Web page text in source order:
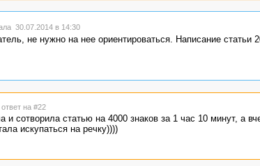
30.07.2014 в 14:30
не нужно на нее ориентироваться. Написание статьи
ответ на #22
и сотворила статью на 4000 знаков за 1 час 10 минут, а
искупаться на речку))))